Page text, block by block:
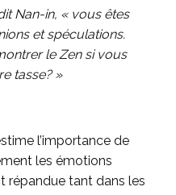
Nan-in, « vous êtes
et spéculations.
le Zen si vous
tasse? »
l’importance de
les émotions
répandue tant dans les